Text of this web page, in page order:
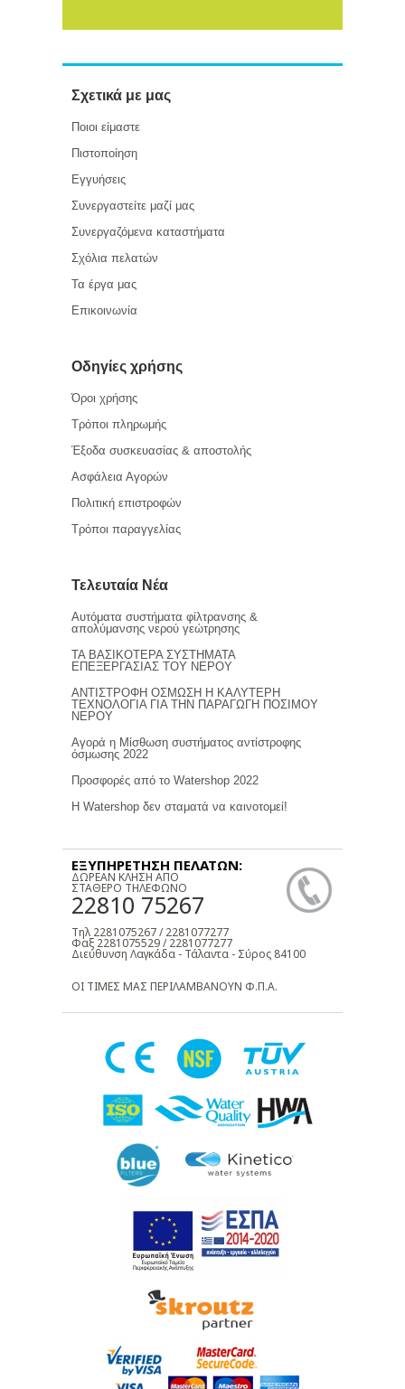
Σχετικά με μας
Ποιοι είμαστε
Πιστοποίηση
Εγγυήσεις
Συνεργαστείτε μαζί μας
Συνεργαζόμενα καταστήματα
Σχόλια πελατών
Τα έργα μας
Επικοινωνία
Οδηγίες χρήσης
Όροι χρήσης
Τρόποι πληρωμής
Έξοδα συσκευασίας & αποστολής
Ασφάλεια Αγορών
Πολιτική επιστροφών
Τρόποι παραγγελίας
Τελευταία Νέα
Αυτόματα συστήματα φίλτρανσης &
απολύμανσης νερού γεώτρησης
ΤΑ ΒΑΣΙΚΟΤΕΡΑ ΣΥΣΤΗΜΑΤΑ
ΕΠΕΞΕΡΓΑΣΙΑΣ ΤΟΥ ΝΕΡΟΥ
ΑΝΤΙΣΤΡΟΦΗ ΟΣΜΩΣΗ Η ΚΑΛΥΤΕΡΗ
ΤΕΧΝΟΛΟΓΙΑ ΓΙΑ ΤΗΝ ΠΑΡΑΓΩΓΗ ΠΟΣΙΜΟΥ
ΝΕΡΟΥ
Αγορά η Μίσθωση συστήματος αντίστροφης
όσμωσης 2022
Προσφορές από το Watershop 2022
Η Watershop δεν σταματά να καινοτομεί!
ΕΞΥΠΗΡΕΤΗΣΗ ΠΕΛΑΤΩΝ:
ΔΩΡΕΑΝ ΚΛΗΣΗ ΑΠΟ
ΣΤΑΘΕΡΟ ΤΗΛΕΦΩΝΟ
22810 75267
Τηλ 2281075267 / 2281077277
Φαξ 2281075529 / 2281077277
Διεύθυνση Λαγκάδα - Τάλαντα - Σύρος 84100
ΟΙ ΤΙΜΕΣ ΜΑΣ ΠΕΡΙΛΑΜΒΑΝΟΥΝ Φ.Π.Α.